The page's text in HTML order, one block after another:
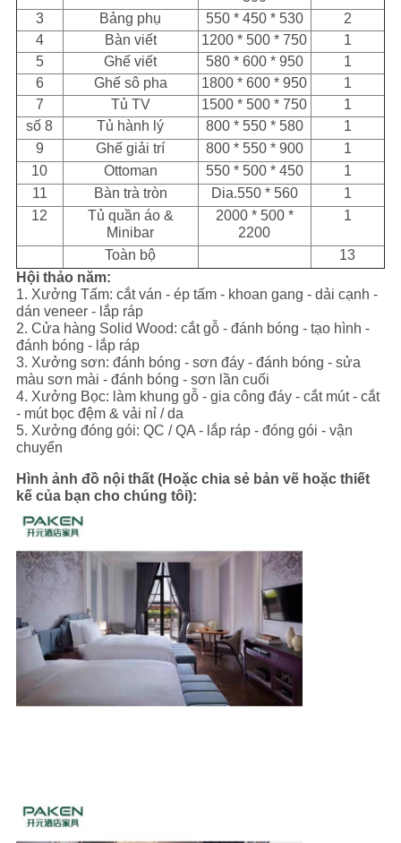
3
Bảng phụ 550 * 450 * 530
2
4
Bàn viết 1200 * 500 * 750
1
5
Ghế viết 580 * 600 * 950
1
6
Ghế sô pha 1800 * 600 * 950
1
7
Tủ TV 1500 * 500 * 750
1
số 8
Tủ hành lý 800 * 550 * 580
1
9
Ghế giải trí 800 * 550 * 900
1
10
Ottoman 550 * 500 * 450
1
11
Bàn trà tròn Dia.550 * 560
1
12
Tủ quần áo &
Minibar
2000 * 500 *
2200
1
Toàn bộ
13
Hội thảo năm:
1. Xưởng Tấm: cắt ván - ép tấm - khoan gang - dải cạnh -
dán veneer - lắp ráp
2. Cửa hàng Solid Wood: cắt gỗ - đánh bóng - tạo hình -
đánh bóng - lắp ráp
3. Xưởng sơn: đánh bóng - sơn đáy - đánh bóng - sửa
màu sơn mài - đánh bóng - sơn lần cuối
4. Xưởng Bọc: làm khung gỗ - gia công đáy - cắt mút - cắt
- mút bọc đệm & vải nỉ / da
5. Xưởng đóng gói: QC / QA - lắp ráp - đóng gói - vận
chuyển
Hình ảnh đồ nội thất (Hoặc chia sẻ bản vẽ hoặc thiết
kế của bạn cho chúng tôi):